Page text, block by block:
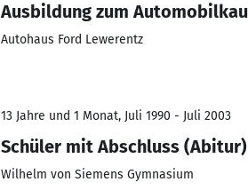
Ausbildung zum
Autohaus Ford Lewerentz
13 Jahre und 1 Monat, Juli 1990 - Juli 2003
Schüler mit Abschluss (Abitur)
Wilhelm von Siemens Gymnasium